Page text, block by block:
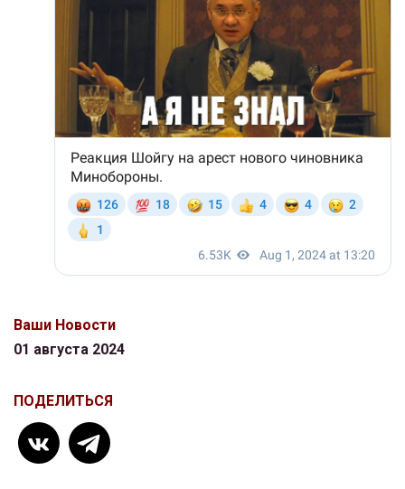
Ваши Новости
01 августа 2024
ПОДЕЛИТЬСЯ